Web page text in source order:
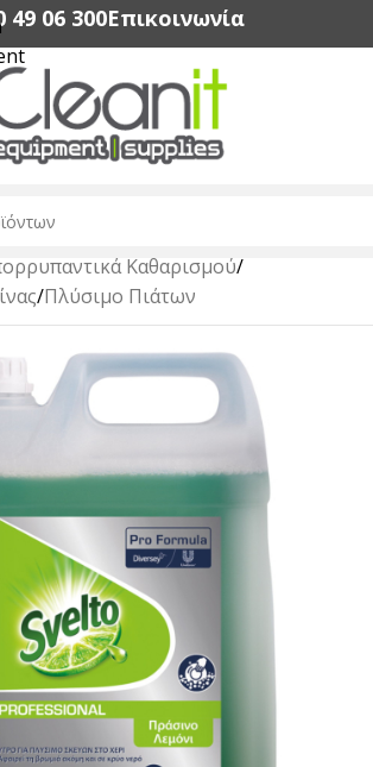
49 06 300‬Επικοινωνία
Καθαρισμού/
/Πλύσιμο Πιάτων